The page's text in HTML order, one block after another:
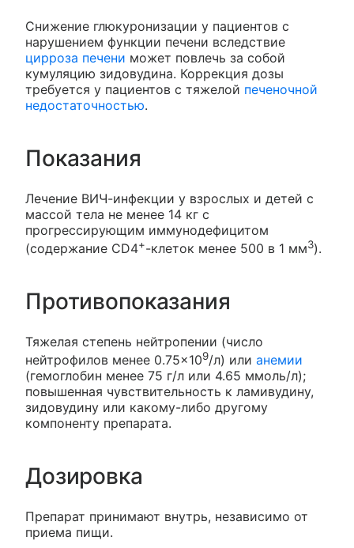
Снижение глюкуронизации у пациентов с
нарушением функции печени вследствие
цирроза печени может повлечь за собой
кумуляцию зидовудина. Коррекция дозы
требуется у пациентов с тяжелой печеночной
недостаточностью.
Показания
Лечение ВИЧ-инфекции у взрослых и детей с
массой тела не менее 14 кг с
прогрессирующим иммунодефицитом
(содержание CD4+-клеток менее 500 в 1 мм3).
Противопоказания
Тяжелая степень нейтропении (число
нейтрофилов менее 0.75×109/л) или анемии
(гемоглобин менее 75 г/л или 4.65 ммоль/л);
повышенная чувствительность к ламивудину,
зидовудину или какому-либо другому
компоненту препарата.
Дозировка
Препарат принимают внутрь, независимо от
приема пищи.